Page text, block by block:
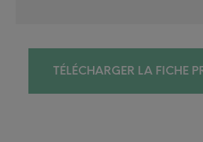
TÉLÉCHARGER LA FICHE